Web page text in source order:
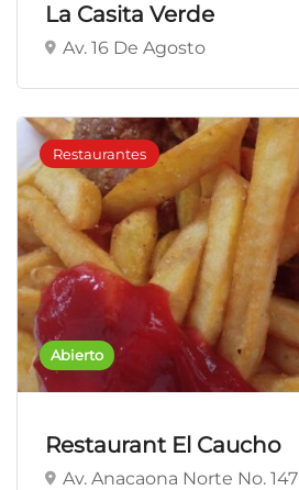
La Casita Verde
Av. 16 De Agosto
Abierto
Restaurantes
Restaurant El Caucho
Av. Anacaona Norte No. 147